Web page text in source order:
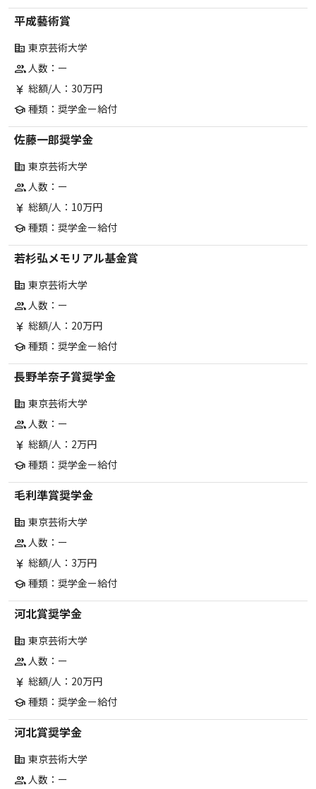
平成藝術賞
corporate_fare 東京芸術大学
group人数：ー
currency_yen 総額/人：30万円
school 種類：奨学金ー給付
佐藤一郎奨学金
corporate_fare 東京芸術大学
group人数：ー
currency_yen 総額/人：10万円
school 種類：奨学金ー給付
若杉弘メモリアル基金賞
corporate_fare 東京芸術大学
group人数：ー
currency_yen 総額/人：20万円
school 種類：奨学金ー給付
長野羊奈子賞奨学金
corporate_fare 東京芸術大学
group人数：ー
currency_yen 総額/人：2万円
school 種類：奨学金ー給付
毛利準賞奨学金
corporate_fare 東京芸術大学
group人数：ー
currency_yen 総額/人：3万円
school 種類：奨学金ー給付
河北賞奨学金
corporate_fare 東京芸術大学
group人数：ー
currency_yen 総額/人：20万円
school 種類：奨学金ー給付
河北賞奨学金
corporate_fare 東京芸術大学
group人数：ー